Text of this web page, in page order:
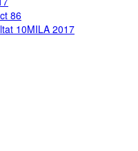
86
10MILA 2017